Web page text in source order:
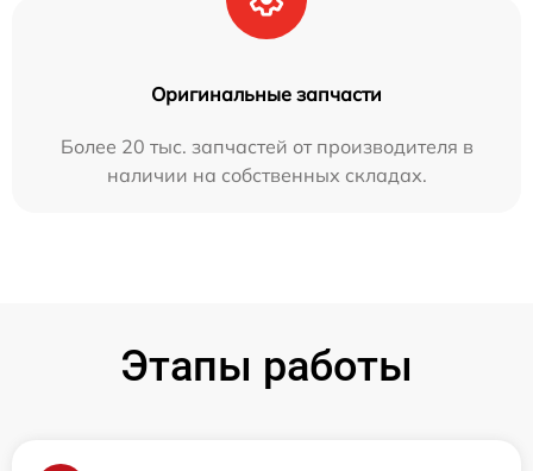
Оригинальные запчасти
Более 20 тыс. запчастей от производителя в
наличии на собственных складах.
Этапы работы